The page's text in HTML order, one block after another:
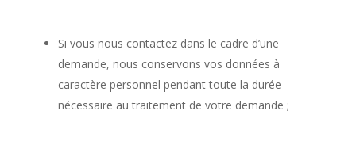
Si vous nous contactez dans le cadre d’une
demande, nous conservons vos données à
caractère personnel pendant toute la durée
nécessaire au traitement de votre demande ;